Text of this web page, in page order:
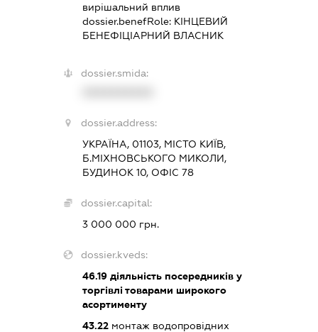
вирішальний вплив
dossier.benefRole: КІНЦЕВИЙ
БЕНЕФІЦІАРНИЙ ВЛАСНИК
dossier.smida:
dossier.address:
УКРАЇНА, 01103, МІСТО КИЇВ,
Б.МІХНОВСЬКОГО МИКОЛИ,
БУДИНОК 10, ОФІС 78
dossier.capital:
3 000 000 грн.
dossier.kveds:
46.19діяльність посередників у
торгівлі товарами широкого
асортименту
43.22монтаж водопровідних